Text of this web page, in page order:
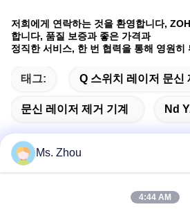
저희에게 연락하는 것을 환영합니다,
합니다, 품질 보증과 좋은 가격과
정직한 서비스, 한 번 협력을 통해 영원히
태그: Q 스위치 레이저 문신
문신 레이저 제거 기계 Nd
Ms. Zhou
4:44 AM